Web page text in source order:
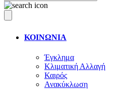
ΚΟΙΝΩΝΙΑ
Έγκλημα
Κλιματική Αλλαγή
Καιρός
Ανακύκλωση